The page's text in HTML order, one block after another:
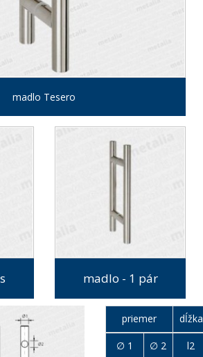
madlo Tesero
madlo - 1 pár
priemer dĺžka
∅ 1 ∅ 2 l2